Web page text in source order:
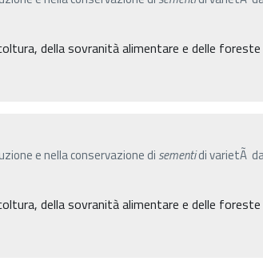
della sovranità alimentare e delle foreste
e nella conservazione di sementidi varietÃ
della sovranità alimentare e delle foreste